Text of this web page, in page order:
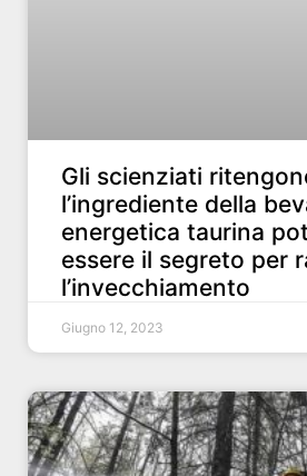
Gli scienziati
l’ingrediente della
energetica taurina
essere il segreto per
l’invecchiamento
Giugno 12, 2023